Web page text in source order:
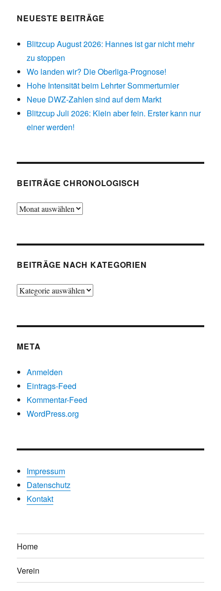
NEUESTE BEITRÄGE
Blitzcup August 2026: Hannes ist gar nicht mehr
zu stoppen
Wo landen wir? Die Oberliga-Prognose!
Hohe Intensität beim Lehrter Sommerturnier
Neue DWZ-Zahlen sind auf dem Markt
Blitzcup Juli 2026: Klein aber fein. Erster kann nur
einer werden!
BEITRÄGE CHRONOLOGISCH
Beiträge
BEITRÄGE NACH KATEGORIEN
Beiträge
META
Anmelden
Eintrags-Feed
Kommentar-Feed
WordPress.org
Impressum
Datenschutz
Kontakt
Home
Verein